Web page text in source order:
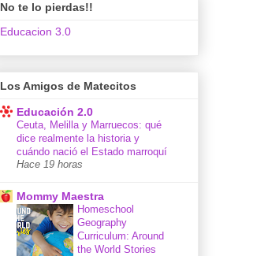
No te lo pierdas!!
Educacion 3.0
Los Amigos de Matecitos
Educación 2.0
Ceuta, Melilla y Marruecos: qué
dice realmente la historia y
cuándo nació el Estado marroquí
Hace 19 horas
Mommy Maestra
Homeschool
Geography
Curriculum: Around
the World Stories